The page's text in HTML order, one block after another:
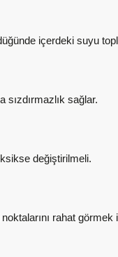
içerdeki suyu
sızdırmazlık sağlar.
değiştirilmeli.
rahat görmek